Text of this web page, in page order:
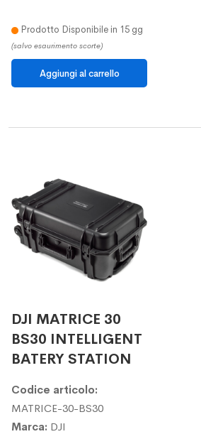
Prodotto Disponibile in 15 gg
(salvo esaurimento scorte)
DJI MATRICE 30
BS30 INTELLIGENT
BATERY STATION
Codice articolo:
MATRICE-30-BS30
Marca: DJI